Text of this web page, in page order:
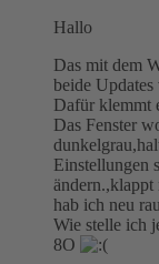
Hallo
Das mit dem
beide
Dafür klemmt
Das Fenster
Einstellungen
hab ich neu
Wie stelle ich
8O